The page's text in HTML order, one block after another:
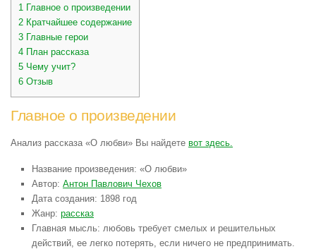
1
Главное о произведении
2 Кратчайшее содержание
3 Главные герои
4 План рассказа
5 Чему учит?
6 Отзыв
Главное о произведении
Анализ рассказа «О любви» Вы найдете вот здесь.
Название произведения: «О любви»
Автор: Антон Павлович Чехов
Дата создания: 1898 год
Жанр: рассказ
Главная мысль: любовь требует смелых и решительных
действий, ее легко потерять, если ничего не предпринимать.